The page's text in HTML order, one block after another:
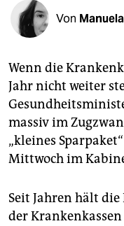
abo
genossenschaft
epaper login
Von
Wenn die
Jahr nicht weiter
massiv im
„kleines
Mittwoch im
Seit Jahren hält
der Krankenkassen